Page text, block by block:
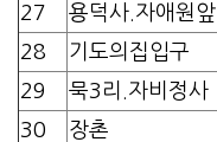
27
용덕사.자애원앞
28
기도의집입구
29
묵3리.자비정사
30
장촌